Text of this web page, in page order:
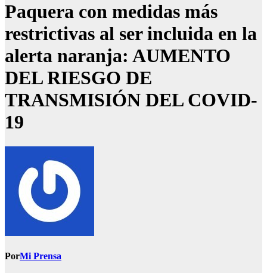
Paquera con medidas más
restrictivas al ser incluida en la
alerta naranja: AUMENTO
DEL RIESGO DE
TRANSMISIÓN DEL COVID-
19
PorMi Prensa